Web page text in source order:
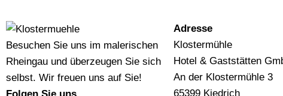
Besuchen Sie uns im malerischen
Rheingau und überzeugen Sie sich
selbst. Wir freuen uns auf Sie!
Folgen Sie uns
Adresse
Klostermühle
Hotel & Gaststätten
An der Klostermühle 3
65399 Kiedrich